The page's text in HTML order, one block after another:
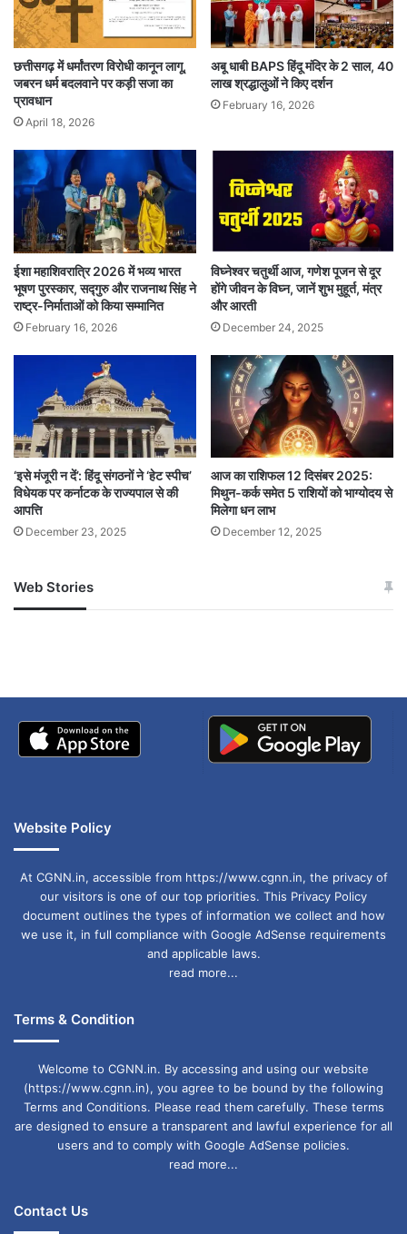
पति की लंबी उम्र के लिए प्रार्थना की जाती है
हरियाली तीज पर चंद्रमा की पूजा विधि
सूर्यास्त के बाद, खुले आकाश में चंद्रमा के दर्शन करें।
जल में दूध, चावल मिलाकर अर्घ्य अर्पित करें।
इस मंत्र का करें जाप :
“ॐ दधिशंखतुषाराभं क्षीरोदार्णवसंभवम।
नमामि शशिनं सोमं शंभोर्मुकुटभूषणम्॥”
चंद्रमा की शीतल रोशनी में कुछ क्षण बैठें। मानसिक शांति
और पति की लंबी आयु के लिए प्रार्थना करें।
हरियाली तीज: सिर्फ व्रत नहीं, प्रकृति से जुड़ाव का पर्व है
,यह व्रत सिर्फ एक धार्मिक अनुष्ठान नहीं, बल्कि एक
महोत्सव है जिसमें महिलाएं:
हरियाली वस्त्र पहनती हैं, श्रृंगार करती हैं,झूला झूलती हैं,
हरियाली तीज
छत्तीसगढ़ में धर्मांतरण विरोधी कानून लागू,
जबरन धर्म बदलवाने पर कड़ी सजा का
प्रावधान
April 18, 2026
अबू धाबी BAPS हिंदू मंदिर के 2 साल, 40
लाख श्रद्धालुओं ने किए दर्शन
February 16, 2026
ईशा महाशिवरात्रि 2026 में भव्य भारत
भूषण पुरस्कार, सद्गुरु और राजनाथ सिंह ने
राष्ट्र-निर्माताओं को किया सम्मानित
February 16, 2026
विघ्नेश्वर चतुर्थी आज, गणेश पूजन से दूर
होंगे जीवन के विघ्न, जानें शुभ मुहूर्त, मंत्र
और आरती
December 24, 2025
‘इसे मंजूरी न दें’: हिंदू संगठनों ने ‘हेट स्पीच’
विधेयक पर कर्नाटक के राज्यपाल से की
आपत्ति
December 23, 2025
आज का राशिफल 12 दिसंबर 2025:
मिथुन-कर्क समेत 5 राशियों को भाग्योदय से
मिलेगा धन लाभ
December 12, 2025
Web Stories
जम्मू-कश्मीर में बारिश से
अपडेट
खाई में धक्का… आरोपियों ने
Website Policy
At CGNN.in, accessible from https://www.cgnn.in, the privacy of
our visitors is one of our top priorities. This Privacy Policy
document outlines the types of information we collect and how
we use it, in full compliance with Google AdSense requirements
and applicable laws.
read more...
Terms & Condition
Welcome to CGNN.in. By accessing and using our website
(https://www.cgnn.in), you agree to be bound by the following
Terms and Conditions. Please read them carefully. These terms
are designed to ensure a transparent and lawful experience for all
users and to comply with Google AdSense policies.
read more...
Contact Us